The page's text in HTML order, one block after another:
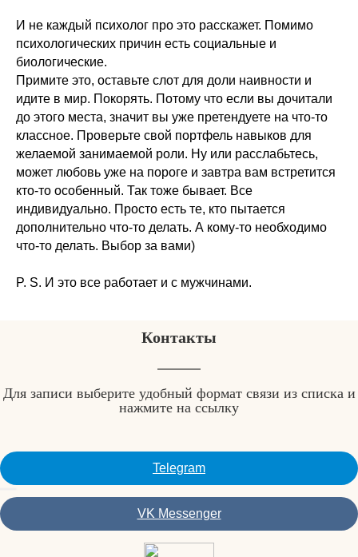
И не каждый психолог про это расскажет. Помимо
психологических причин есть социальные и
биологические.
Примите это, оставьте слот для доли наивности и
идите в мир. Покорять. Потому что если вы дочитали
до этого места, значит вы уже претендуете на что-то
классное. Проверьте свой портфель навыков для
желаемой занимаемой роли. Ну или расслабьтесь,
может любовь уже на пороге и завтра вам встретится
кто-то особенный. Так тоже бывает. Все
индивидуально. Просто есть те, кто пытается
дополнительно что-то делать. А кому-то необходимо
что-то делать. Выбор за вами)
P. S. И это все работает и с мужчинами.
Контакты
Для записи выберите удобный формат связи из списка и
нажмите на ссылку
Telegram
VK Messenger